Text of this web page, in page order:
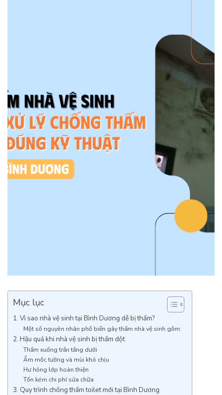
Mục lục
1. Vì sao nhà vệ sinh tại Bình Dương dễ bị thấm?
Một số nguyên nhân phổ biến gây thấm nhà vệ sinh gồm:
2. Hậu quả khi nhà vệ sinh bị thấm dột
Thấm xuống trần tầng dưới
Ẩm mốc tường và mùi khó chịu
Hư hỏng lớp hoàn thiện
Tốn kém chi phí sửa chữa
3. Quy trình chống thấm toilet mới tại Bình Dương